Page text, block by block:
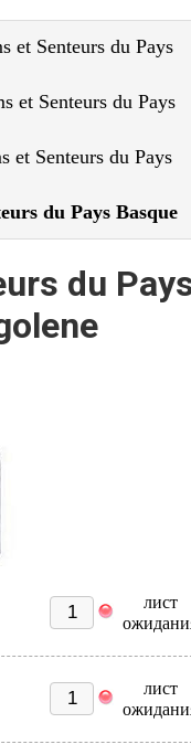
et Senteurs du Pays
et Senteurs du Pays
et Senteurs du Pays
du Pays Basque
du
лист
лист